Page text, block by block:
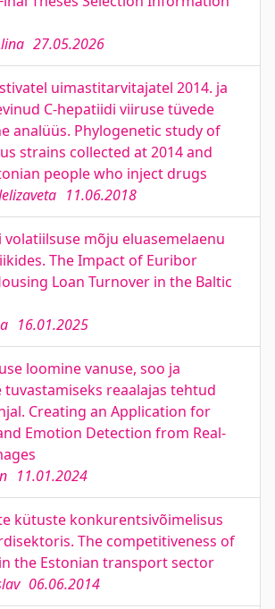
27.05.2026
uimastitarvitajatel 2014. ja
C-hepatiidi viiruse tüvede
analüüs. Phylogenetic study of
strains collected at 2014 and
people who inject drugs
11.06.2018
volatiilsuse mõju eluasemelaenu
The Impact of Euribor
Loan Turnover in the Baltic
16.01.2025
loomine vanuse, soo ja
reaalajas tehtud
Creating an Application for
Emotion Detection from Real-
11.01.2024
kütuste konkurentsivõimelisus
The competitiveness of
the Estonian transport sector
06.06.2014